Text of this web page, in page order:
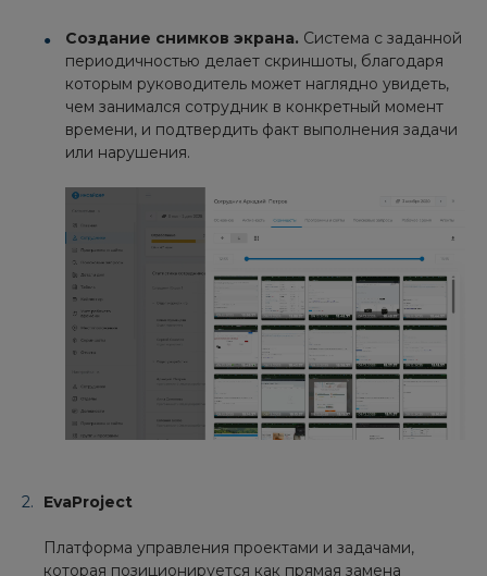
Создание снимков экрана. Система с заданной
периодичностью делает скриншоты, благодаря
которым руководитель может наглядно увидеть,
чем занимался сотрудник в конкретный момент
времени, и подтвердить факт выполнения задачи
или нарушения.
EvaProject
Платформа управления проектами и задачами,
которая позиционируется как прямая замена